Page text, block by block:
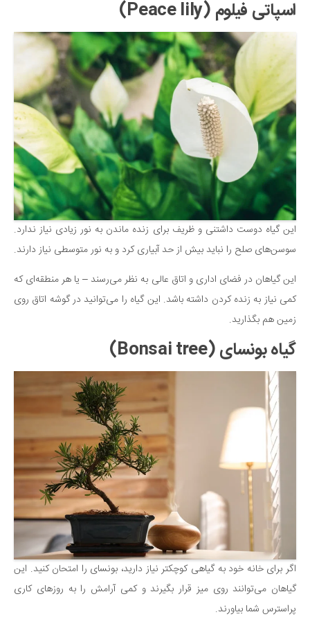
نجوم و هوا فضا
زمین و محیط زیست
خودرو
سرگرمی
دانستنی‌ها
بازی
طنز
فال
مسابقه
اخبار
اسپاتی فیلوم (Peace lily)
این گیاه دوست داشتنی و ظریف برای زنده ماندن به نور زیادی نیاز ندارد.
سوسن‌های صلح را نباید بیش از حد آبیاری کرد و به نور متوسطی نیاز دارند.
این گیاهان در فضای اداری و اتاق عالی به نظر می‌رسند – یا هر منطقه‌ای که
کمی نیاز به زنده کردن داشته باشد. این گیاه را می‌توانید در گوشه اتاق روی
زمین هم بگذارید.
گیاه بونسای (Bonsai tree)
اگر برای خانه خود به گیاهی کوچکتر نیاز دارید، بونسای را امتحان کنید. این
گیاهان می‌توانند روی میز قرار بگیرند و کمی آرامش را به روزهای کاری
پر‌استرس شما بیاورند.